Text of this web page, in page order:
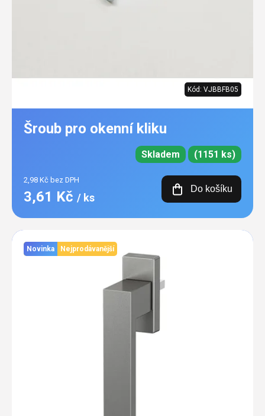
Kód: VJBBFB05
Šroub pro okenní kliku
Skladem (1151 ks)
2,98 Kč bez DPH
3,61 Kč / ks
Do košíku
Novinka Nejprodávanější